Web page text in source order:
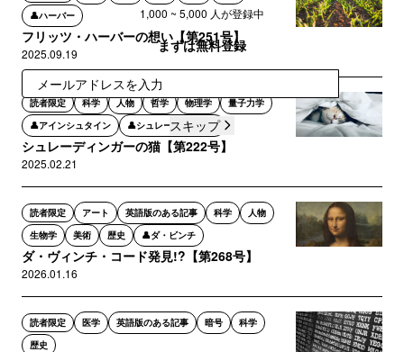
👤ハーバー
フリッツ・ハーバーの想い【第251号】
2025.09.19
読者限定 科学 人物 哲学 物理学
量子力学
👤アインシュタイン
👤シュレーディンガー
シュレーディンガーの猫【第222号】
2025.02.21
読者限定 アート 英語版のある記事 科学
人物
生物学
美術 歴史 👤ダ・ビンチ
ダ・ヴィンチ・コード発見!?【第268号】
2026.01.16
読者限定 医学 英語版のある記事 暗号
科学
歴史
1,000 ~ 5,000 人が登録中
まずは無料登録
スキップ